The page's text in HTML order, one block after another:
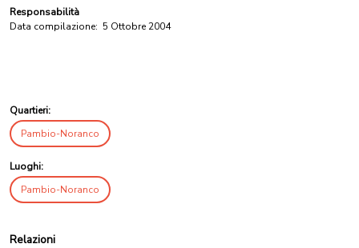
Responsabilità
Data compilazione: 5 Ottobre 2004
Quartieri:
Pambio-Noranco
Luoghi:
Pambio-Noranco
Relazioni